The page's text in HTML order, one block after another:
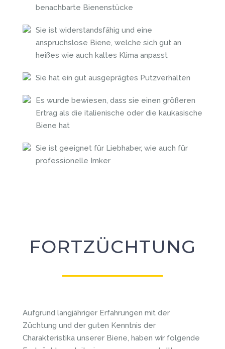
benachbarte Bienenstücke
Sie ist widerstandsfähig und eine
anspruchslose Biene, welche sich gut an
heißes wie auch kaltes Klima anpasst
Sie hat ein gut ausgeprägtes Putzverhalten
Es wurde bewiesen, dass sie einen größeren
Ertrag als die italienische oder die kaukasische
Biene hat
Sie ist geeignet für Liebhaber, wie auch für
professionelle Imker
FORTZÜCHTUNG
Aufgrund langjähriger Erfahrungen mit der
Züchtung und der guten Kenntnis der
Charakteristika unserer Biene, haben wir folgende